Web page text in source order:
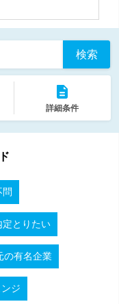
検索
詳細条件
定とりたい
の有名企業
ジ